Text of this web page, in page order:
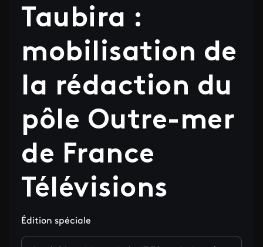
Taubira :
mobilisation de
la rédaction du
pôle Outre-mer
de France
Télévisions
Édition spéciale